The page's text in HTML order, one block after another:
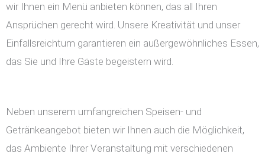
wir Ihnen ein Menü anbieten können, das all Ihren
Ansprüchen gerecht wird. Unsere Kreativität und unser
Einfallsreichtum garantieren ein außergewöhnliches Essen,
das Sie und Ihre Gäste begeistern wird.
Neben unserem umfangreichen Speisen- und
Getränkeangebot bieten wir Ihnen auch die Möglichkeit,
das Ambiente Ihrer Veranstaltung mit verschiedenen